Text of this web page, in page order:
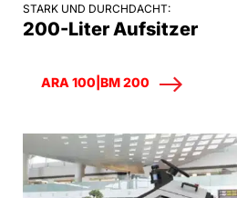
STARK UND DURCHDACHT:
200-Liter Aufsitzer
ARA 100|BM 200